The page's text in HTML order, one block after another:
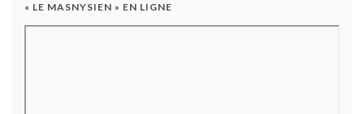
« LE MASNYSIEN » EN LIGNE